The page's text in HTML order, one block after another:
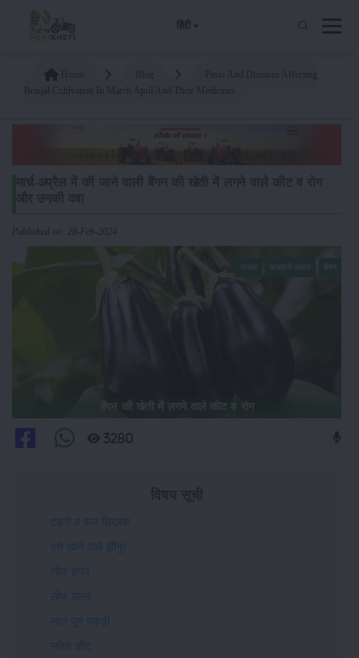
हिंदी
Published on: 28-Feb-2024
बैंगन की खेती में लगने वाले कीट व रोग
3280
टहनी व फल छिद्रक
पत्ते खाने वाले झींगुर
लीफ हापर
लीफ रोलर
लाल घुन मकड़ी
सफेद कीट